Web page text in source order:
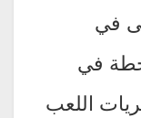
في
خطة في
اللعب